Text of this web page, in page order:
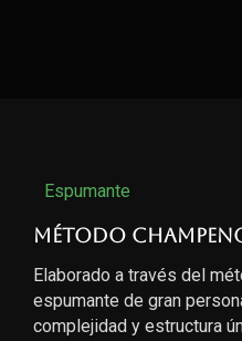
Espumante
Método
Elaborado a través del
espumante de gran
complejidad y estructura